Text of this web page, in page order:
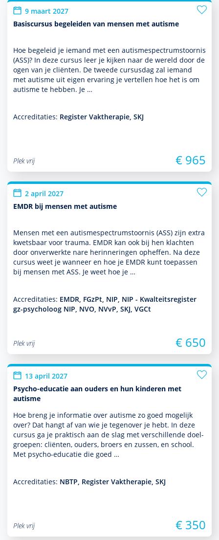
9 maart 2027
Basiscursus begeleiden van mensen met autisme
Hoe bege­leid je iemand met een autisme­spectrum­stoor­nis
(ASS)? In deze cursus leer je kijken naar de wereld door de
ogen van je cliënten. De tweede cursusdag zal iemand
met autisme uit eigen ervaring je vertellen hoe het is om
autisme te hebben. Je …
Accreditaties: Register Vaktherapie, SKJ
Plek vrij € 965
2 april 2027
EMDR bij mensen met autisme
Mensen met een autisme­spectrum­stoor­nis (ASS) zijn extra
kwetsbaar voor trauma. EMDR kan ook bij hen klachten
door onverwerkte nare herinneringen opheffen. Na deze
cursus weet je wanneer en hoe je EMDR kunt toe­pas­sen
bij mensen met ASS. Je weet hoe je …
Accreditaties: EMDR, FGzPt, NIP, NIP - Kwalteitsregister
gz-psycholoog NIP, NVO, NVvP, SKJ, VGCt
Plek vrij € 650
13 april 2027
Psycho-educatie aan ouders en hun kinderen met
autisme
Hoe breng je infor­matie over autisme zo goed moge­lijk
over? Dat hangt af van wie je tegen­over je hebt. In deze
cursus ga je prak­tisch aan de slag met ver­schil­lende doel­
groepen: cliënten, ouders, broers en zussen, en school.
Met psycho-educatie die goed …
Accreditaties: NBTP, Register Vaktherapie, SKJ
Plek vrij € 350